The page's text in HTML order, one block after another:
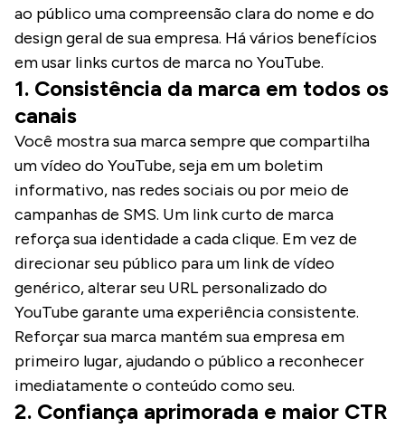
ao público uma compreensão clara do nome e do
design geral de sua empresa. Há vários benefícios
em usar links curtos de marca no YouTube.
1. Consistência da marca em todos os
canais
Você mostra sua marca sempre que compartilha
um vídeo do YouTube, seja em um boletim
informativo, nas redes sociais ou por meio de
campanhas de SMS. Um link curto de marca
reforça sua identidade a cada clique. Em vez de
direcionar seu público para um link de vídeo
genérico, alterar seu URL personalizado do
YouTube garante uma experiência consistente.
Reforçar sua marca mantém sua empresa em
primeiro lugar, ajudando o público a reconhecer
imediatamente o conteúdo como seu.
2. Confiança aprimorada e maior CTR